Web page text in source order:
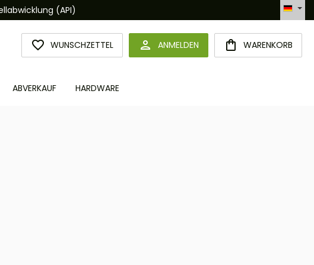
WUNSCHZETTELDU HAST 0 PRODUKTE AUF DEM MERKZETTEL
ANMELDEN WARENKORB
ABVERKAUF HARDWARE